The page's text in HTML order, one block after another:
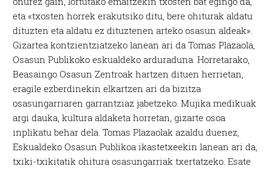
eta «txosten horrek erakutsiko ditu, bere ohiturak aldatu
dituzten eta aldatu ez dituztenen arteko osasun aldeak».
Gizartea kontzientziatzeko lanean ari da Tomas Plazaola,
Osasun Publikoko eskualdeko arduraduna. Horretarako,
Beasaingo Osasun Zentroak hartzen dituen herrietan,
eragile ezberdinekin elkartzen ari da bizitza
osasungarriaren garrantziaz jabetzeko. Mujika medikuak
argi dauka, kultura aldaketa horretan, gizarte osoa
inplikatu behar dela. Tomas Plazaolak azaldu duenez,
Eskualdeko Osasun Publikoa ikastetxeekin lanean ari da,
txiki-txikitatik ohitura osasungarriak txertatzeko. Esate